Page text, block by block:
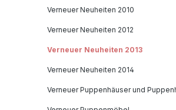
Verneuer Neuheiten 2010
Verneuer Neuheiten 2012
Verneuer Neuheiten 2013
Verneuer Neuheiten 2014
Verneuer Puppenhäuser und